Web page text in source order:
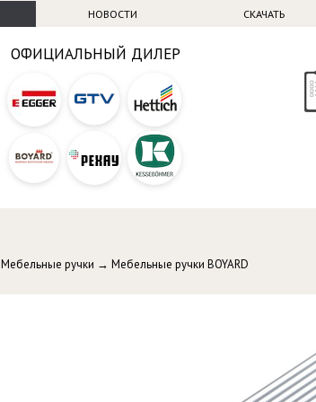
НОВОСТИ СКАЧАТЬ
ОФИЦИАЛЬНЫЙ ДИЛЕР
Мебельные ручки → Мебельные ручки BOYARD